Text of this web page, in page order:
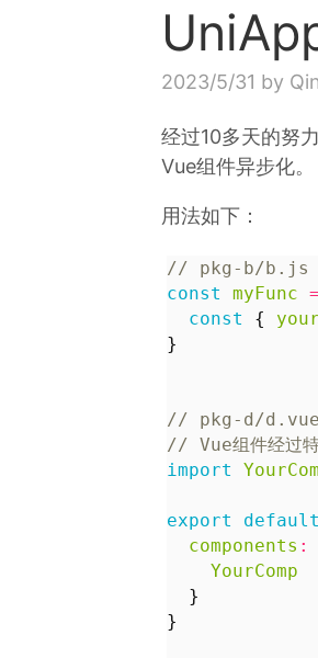
2023/5/31 by
经过10多天的努
Vue组件异步化。
用法如下：
const
myFunc =
const
{
}
import
export default
components :
YourComp
}
}